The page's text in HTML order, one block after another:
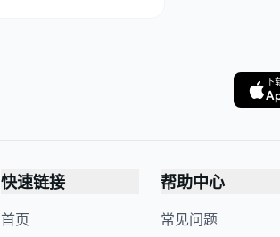
下
快速链接
首页
帮助中心
常见问题